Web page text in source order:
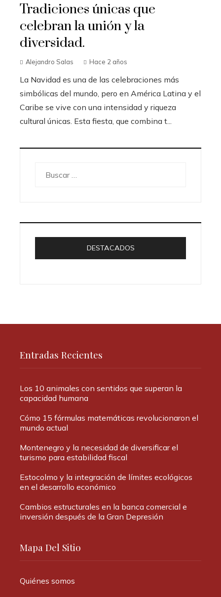
Tradiciones únicas que
celebran la unión y la
diversidad.
Alejandro Salas Hace 2 años
La Navidad es una de las celebraciones más
simbólicas del mundo, pero en América Latina y el
Caribe se vive con una intensidad y riqueza
cultural únicas. Esta fiesta, que combina t...
DESTACADOS
Entradas Recientes
Los 10 animales con sentidos que superan la
capacidad humana
Cómo 15 fórmulas matemáticas revolucionaron el
mundo actual
Montenegro y la necesidad de diversificar el
turismo para estabilidad fiscal
Estocolmo y la integración de límites ecológicos
en el desarrollo económico
Cambios estructurales en la banca comercial e
inversión después de la Gran Depresión
Mapa Del Sitio
Quiénes somos